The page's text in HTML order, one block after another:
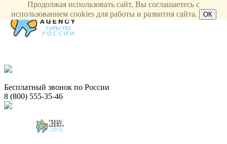
Бесплатный звонок по России
8 (800) 555-35-46
Продолжая использовать сайт, Вы соглашаетесь с
использованием cookies для работы и развития сайта.
ОК